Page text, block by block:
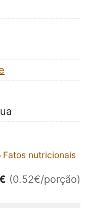
Fatos nutricionais
(0.52€/porção)